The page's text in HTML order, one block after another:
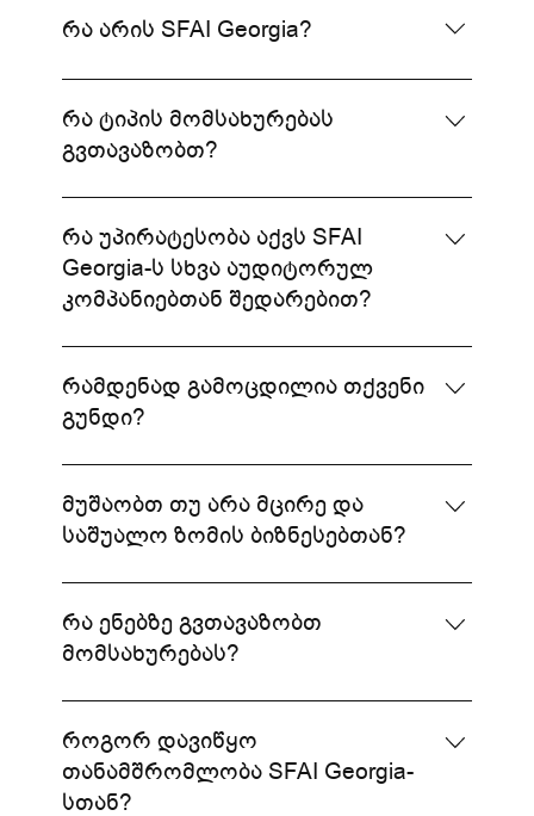
რა არის SFAI Georgia?
SFAI Georgia არის გლობალური ქსელი
SFAI-ს წარმომადგენელი საქართველოში,
რომელიც გთავაზობთ მაღალი ხარისხის
საკონსულტაციო მომსახურებას.
რა ტიპის მომსახურებას
გვთავაზობთ?
ჩვენ გთავაზობთ ფინანსური
ანგარიშგების აუდიტს, საგადასახადო
კონსულტაციებს, ბუღალტრულ
მომსახურებას და სხვა ბიზნეს
საკონსულტაციო მომსახურებას.
რა უპირატესობა აქვს SFAI
Georgia-ს სხვა აუდიტორულ
კომპანიებთან შედარებით?
ჩვენ გთავაზობთ ადგილობრივი
ექსპერტიზისა და საერთაშორისო
გამოცდილების უნიკალურ კომბინაციას,
რომელიც მხარდაჭერილია SFAI-ს
გლობალური ქსელით.
რამდენად გამოცდილია თქვენი
გუნდი?
ჩვენი გუნდი შედგება
მაღალკვალიფიციური
პროფესიონალებისგან მრავალწლიანი
ისე საერთაშორისო ბაზარზე.
მუშაობთ თუ არა მცირე და
საშუალო ზომის ბიზნესებთან?
დიახ, ჩვენ ვემსახურებით ყველა ზომის
ბიზნესს, დაწყებული მცირე
საწარმოებიდან, მსხვილ
რა ენებზე გვთავაზობთ
მომსახურებას?
ჩვენ გთავაზობთ მომსახურებას ქართულ,
ინგლისურ და რუსულ ენებზე.
როგორ დავიწყო
თანამშრომლობა SFAI Georgia-
სთან?